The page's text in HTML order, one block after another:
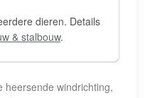
dieren. Details
& stalbouw.
heersende windrichting,